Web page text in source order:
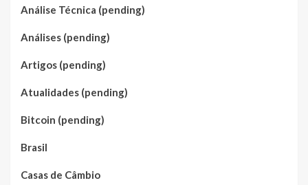
Análise Técnica (pending)
Análises (pending)
Artigos (pending)
Atualidades (pending)
Bitcoin (pending)
Brasil
Casas de Câmbio